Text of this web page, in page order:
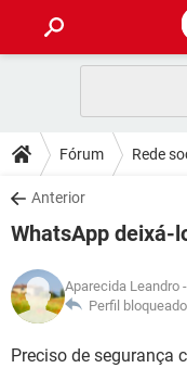
CELULAR
OUTLOOK
INSTAGRAM
GUIA DE COMPRAS
DICAS
JOGOS
INSTAGRAM
GUIA DE COMPRAS
DOWNLOADS
JOGOS
CELULAR
OUTLOOK
INSTAGRAM
JOGOS
CELULAR
OUTLOOK
GLOSSÁRIO
JOGOS
Fórum Rede
Anterior
WhatsApp deixá-
Aparecida Leandro
Perfil
Preciso de segurança